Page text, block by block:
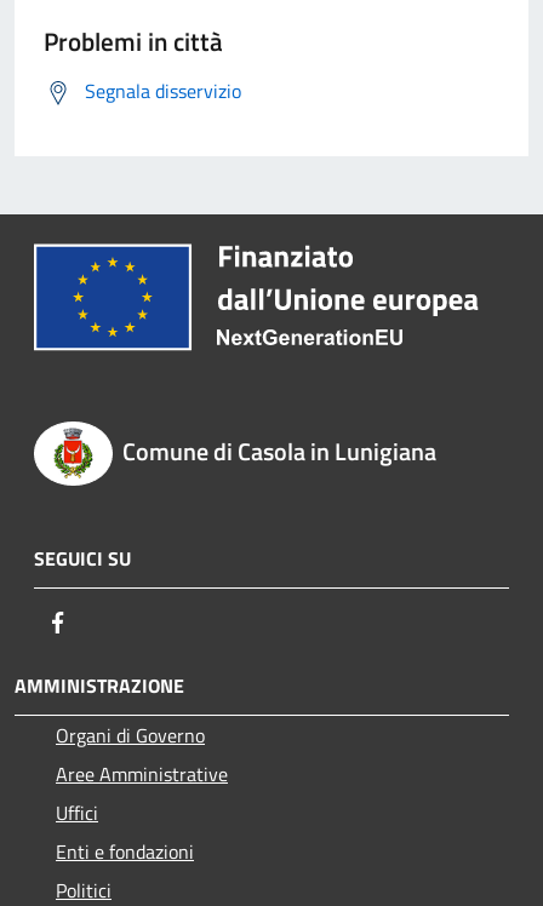
Problemi in città
Segnala disservizio
Comune di Casola in Lunigiana
SEGUICI SU
AMMINISTRAZIONE
Organi di Governo
Aree Amministrative
Uffici
Enti e fondazioni
Politici